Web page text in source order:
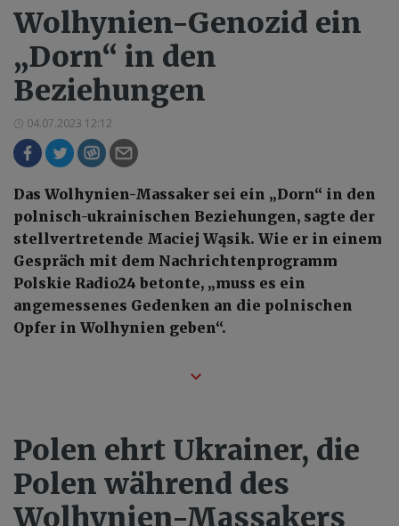
Wolhynien-Genozid ein
„Dorn“ in den
Beziehungen
04.07.2023 12:12
Das Wolhynien-Massaker sei ein „Dorn“ in den
polnisch-ukrainischen Beziehungen, sagte der
stellvertretende Maciej Wąsik. Wie er in einem
Gespräch mit dem Nachrichtenprogramm
Polskie Radio24 betonte, „muss es ein
angemessenes Gedenken an die polnischen
Opfer in Wolhynien geben“.
Polen ehrt Ukrainer, die
Polen während des
Wolhynien-Massakers